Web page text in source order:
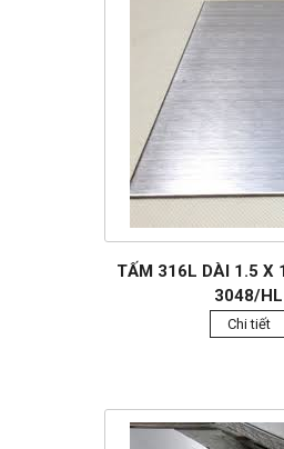
TẤM 316L DÀI 1.5 X
3048/HL
Chi tiết